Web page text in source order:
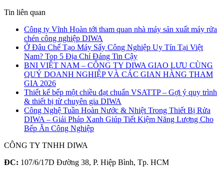
Tin liên quan
Công ty Vĩnh Hoàn tới tham quan nhà máy sản xuất máy rửa
chén công nghiệp DIWA
Ở Đâu Chế Tạo Máy Sấy Công Nghiệp Uy Tín Tại Việt
Nam? Top 5 Địa Chỉ Đáng Tin Cậy
BNI VIỆT NAM – CÔNG TY DIWA GIAO LƯU CÙNG
QUÝ DOANH NGHIỆP VÀ CÁC GIAN HÀNG THAM
GIA 2026
Thiết kế bếp một chiều đạt chuẩn VSATTP – Gợi ý quy trình
& thiết bị từ chuyên gia DIWA
Công Nghệ Tuần Hoàn Nước & Nhiệt Trong Thiết Bị Rửa
DIWA – Giải Pháp Xanh Giúp Tiết Kiệm Năng Lượng Cho
Bếp Ăn Công Nghiệp
CÔNG TY TNHH DIWA
ĐC: 107/6/17D Đường 38, P. Hiệp Bình, Tp. HCM